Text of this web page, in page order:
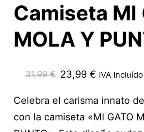
Camiseta MI
MOLA Y
31,99€ E
p
r
23,99 € E
p
r
IVA Incluído
Celebra el carisma innato
con la camiseta «MI GATO